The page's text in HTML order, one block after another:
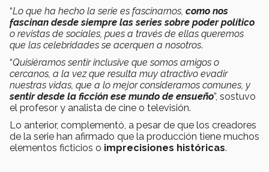
“Lo que ha hecho la serie es fascinarnos, como nos
fascinan desde siempre las series sobre poder político
o revistas de sociales, pues a través de ellas queremos
que las celebridades se acerquen a nosotros.
“Quisiéramos sentir inclusive que somos amigos o
cercanos, a la vez que resulta muy atractivo evadir
nuestras vidas, que a lo mejor consideramos comunes, y
sentir desde la ficción ese mundo de ensueño”, sostuvo
el profesor y analista de cine o televisión.
Lo anterior, complementó, a pesar de que los creadores
de la serie han afirmado que la producción tiene muchos
elementos ficticios o imprecisiones históricas.